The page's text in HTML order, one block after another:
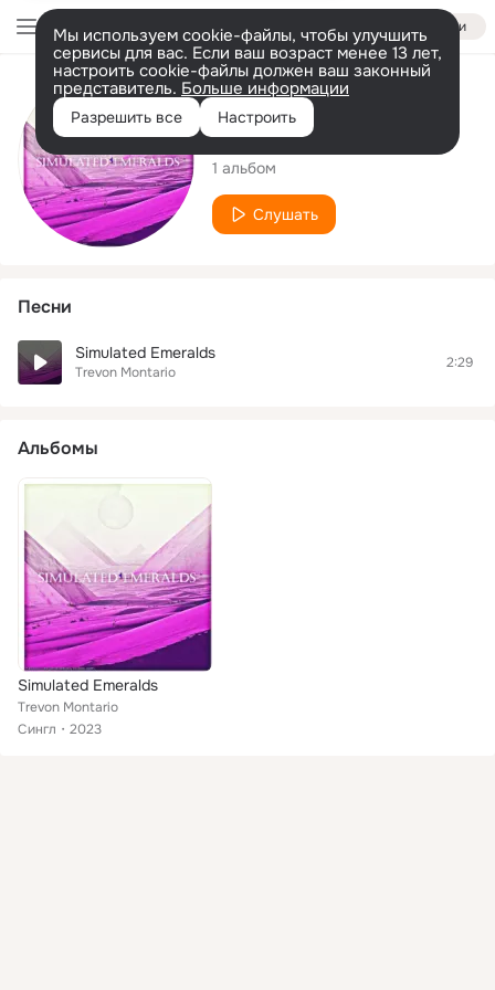
Войти
Мы используем cookie-файлы, чтобы улучшить
сервисы для вас. Если ваш возраст менее 13 лет,
настроить cookie-файлы должен ваш законный
представитель. Больше информации
Разрешить все Настроить
Исполнитель
Trevon Montario
1 альбом
Слушать
Песни
Simulated Emeralds
Trevon Montario
2:29
Альбомы
Simulated Emeralds
Trevon Montario
Сингл
2023